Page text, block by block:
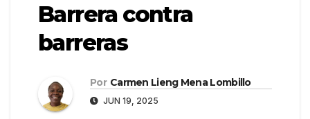
Barrera contra
barreras
Por Carmen Lieng Mena Lombillo
JUN 19, 2025